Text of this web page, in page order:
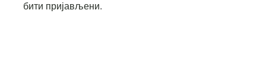
бити пријављени.